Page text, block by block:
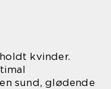
kvinder.
sund, glødende